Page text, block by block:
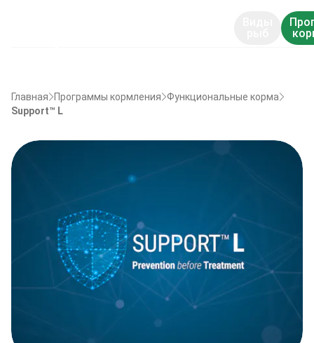
Главная Программы кормления Функциональные корма
Support™ L